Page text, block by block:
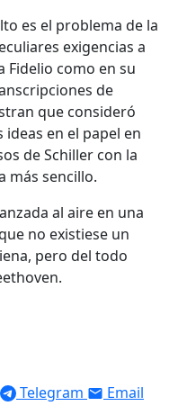
es el problema de la
exigencias a
Fidelio como en su
de
que consideró
en el papel en
de Schiller con la
más sencillo.
al aire en una
no existiese un
pero del todo
Telegram Email